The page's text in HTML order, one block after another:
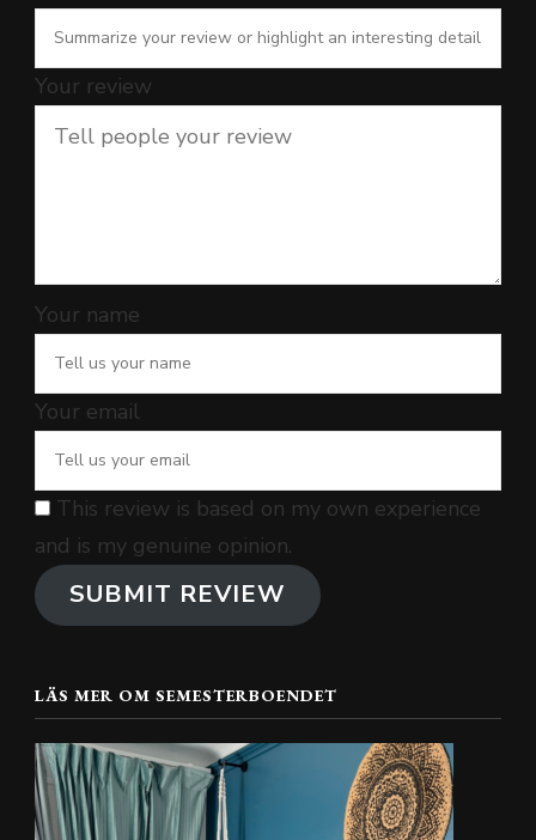
Your review
Your name
Your email
This review is based on my own experience
and is my genuine opinion.
SUBMIT REVIEW
LÄS MER OM SEMESTERBOENDET